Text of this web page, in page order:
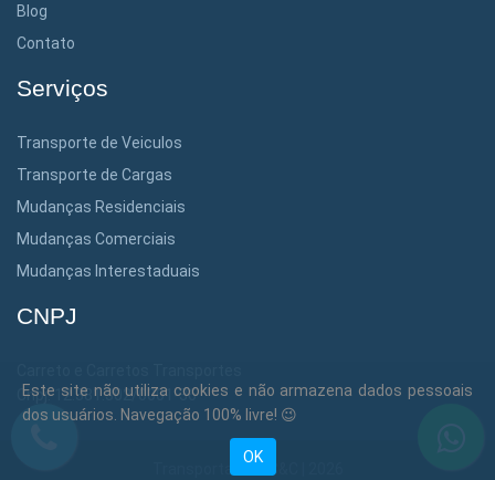
Blog
Contato
Serviços
Transporte de Veiculos
Transporte de Cargas
Mudanças Residenciais
Mudanças Comerciais
Mudanças Interestaduais
CNPJ
Cnpj: 12.381.302/0001-36
Transportadora C&C | 2026
Este site não utiliza cookies e não armazena dados pessoais
dos usuários. Navegação 100% livre! 😉
OK